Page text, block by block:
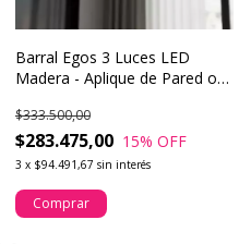
Barral Egos 3 Luces LED
Madera - Aplique de Pared o
$283.475,00
$333.500,00
15% OFF
3 x $94.491,67 sin interés
Comprar